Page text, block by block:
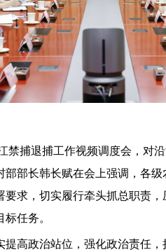
禁捕退捕工作视频调度会，对
部长韩长赋在会上强调，各
求，切实履行牵头抓总职责
任务。
高政治站位，强化政治责任